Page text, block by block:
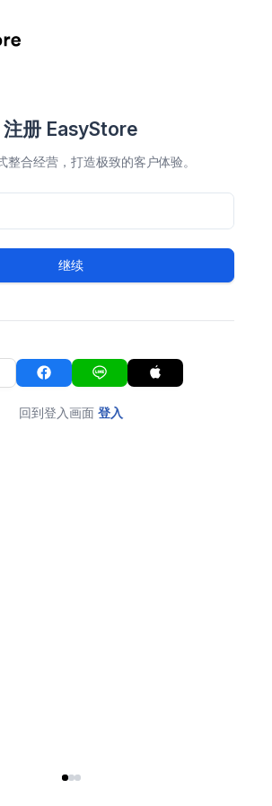
注册 EasyStore
整合经营，打造极致的客户体验。
继续
回到登入画面 登入